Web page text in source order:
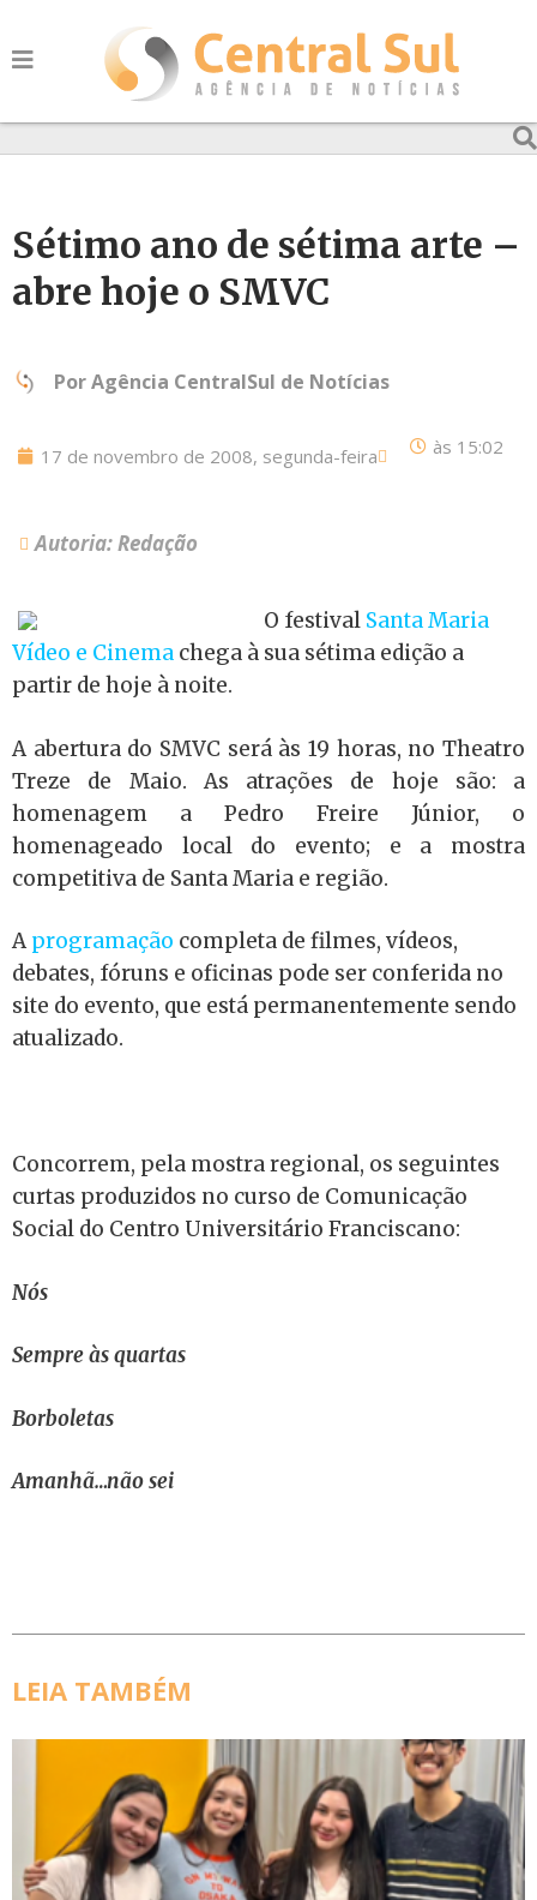
Sétimo ano de sétima arte –
abre hoje o SMVC
PorAgência CentralSul de Notícias
17 de novembro de 2008, segunda-feira às 15:02
Autoria: Redação
O festival Santa Maria
Vídeo e Cinema chega à sua sétima edição a
partir de hoje à noite.
A abertura do SMVC será às 19 horas, no Theatro
Treze de Maio. As atrações de hoje são: a
homenagem a Pedro Freire Júnior, o
homenageado local do evento; e a mostra
competitiva de Santa Maria e região.
A programação completa de filmes, vídeos,
debates, fóruns e oficinas pode ser conferida no
site do evento, que está permanentemente sendo
atualizado.
Concorrem, pela mostra regional, os seguintes
curtas produzidos no curso de Comunicação
Social do Centro Universitário Franciscano:
Nós
Sempre às quartas
Borboletas
Amanhã…não sei
LEIA TAMBÉM